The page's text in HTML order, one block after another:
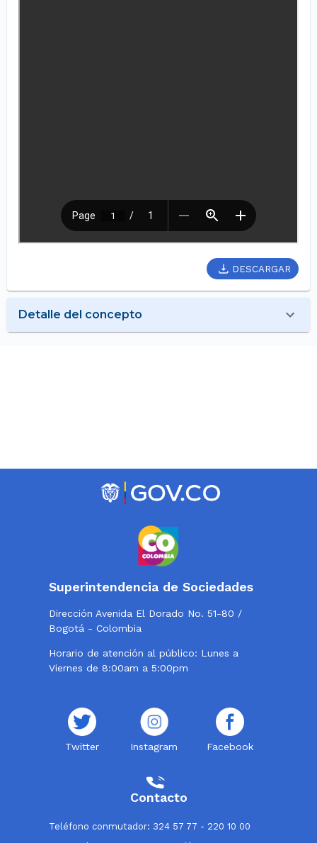
DESCARGAR
Detalle del concepto
Superintendencia de Sociedades
Dirección Avenida El Dorado No. 51-80 /
Bogotá - Colombia
Horario de atención al público: Lunes a
Viernes de 8:00am a 5:00pm
Twitter Instagram Facebook
Contacto
Teléfono conmutador: 324 57 77 - 220 10 00